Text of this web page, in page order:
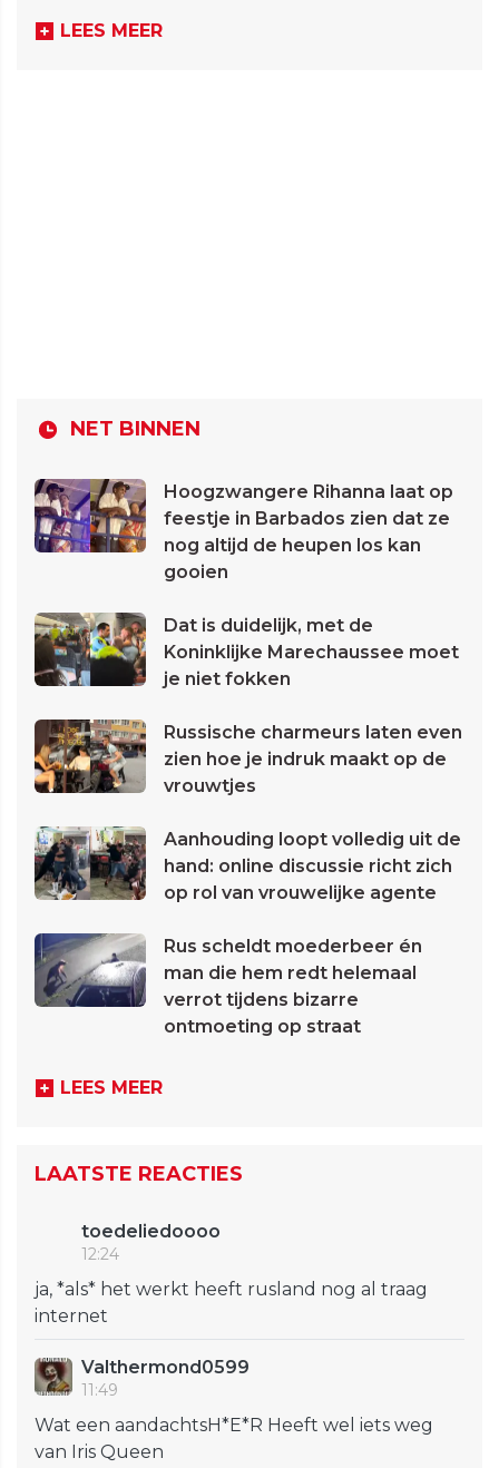
LEES MEER
NET BINNEN
Hoogzwangere Rihanna laat op
feestje in Barbados zien dat ze
nog altijd de heupen los kan
gooien
Dat is duidelijk, met de
Koninklijke Marechaussee moet
je niet fokken
Russische charmeurs laten even
zien hoe je indruk maakt op de
vrouwtjes
Aanhouding loopt volledig uit de
hand: online discussie richt zich
op rol van vrouwelijke agente
Rus scheldt moederbeer én
man die hem redt helemaal
verrot tijdens bizarre
ontmoeting op straat
LEES MEER
LAATSTE REACTIES
toedeliedoooo
12:24
ja, *als* het werkt heeft rusland nog al traag
internet
Valthermond0599
11:49
Wat een aandachtsH*E*R Heeft wel iets weg
van Iris Queen